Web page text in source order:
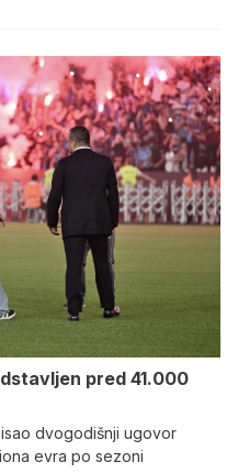
pred 41.000
dvogodišnji ugovor
evra po sezoni